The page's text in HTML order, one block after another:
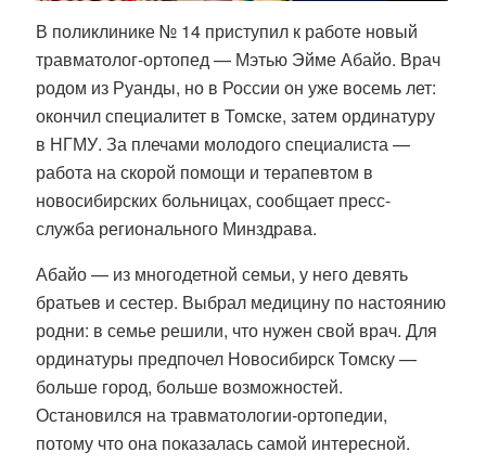
В поликлинике № 14 приступил к работе новый
травматолог-ортопед — Мэтью Эйме Абайо. Врач
родом из Руанды, но в России он уже восемь лет:
окончил специалитет в Томске, затем ординатуру
в НГМУ. За плечами молодого специалиста —
работа на скорой помощи и терапевтом в
новосибирских больницах, сообщает пресс-
служба регионального Минздрава.
Абайо— из многодетной семьи, у него девять
братьев и сестер. Выбрал медицину по настоянию
родни: в семье решили, что нужен свой врач. Для
ординатуры предпочел Новосибирск Томску —
больше город, больше возможностей.
Остановился на травматологии-ортопедии,
потому что она показалась самой интересной.